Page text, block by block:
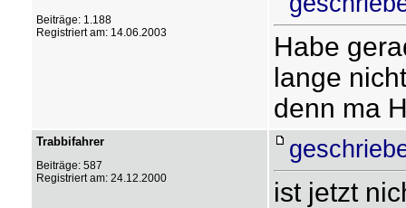
Beiträge: 1.188
Registriert am: 14.06.2003
Habe
lange
denn ma
Trabbifahrer
Beiträge: 587
Registriert am: 24.12.2000
ist jetzt